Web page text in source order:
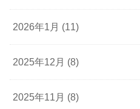
2026年1月 (11)
2025年12月 (8)
2025年11月 (8)